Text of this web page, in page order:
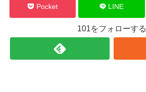
Pocket LINE
101をフォローする